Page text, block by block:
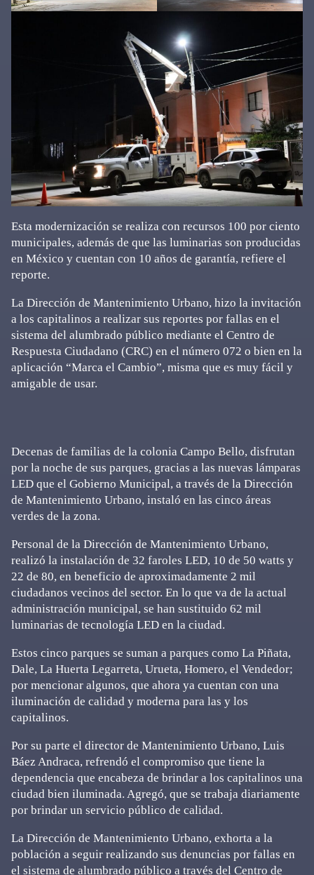
Esta modernización se realiza con recursos 100 por ciento
municipales, además de que las luminarias son producidas
en México y cuentan con 10 años de garantía, refiere el
reporte.
La Dirección de Mantenimiento Urbano, hizo la invitación
a los capitalinos a realizar sus reportes por fallas en el
sistema del alumbrado público mediante el Centro de
Respuesta Ciudadano (CRC) en el número 072 o bien en la
aplicación “Marca el Cambio”, misma que es muy fácil y
amigable de usar.
Decenas de familias de la colonia Campo Bello, disfrutan
por la noche de sus parques, gracias a las nuevas lámparas
LED que el Gobierno Municipal, a través de la Dirección
de Mantenimiento Urbano, instaló en las cinco áreas
verdes de la zona.
Personal de la Dirección de Mantenimiento Urbano,
realizó la instalación de 32 faroles LED, 10 de 50 watts y
22 de 80, en beneficio de aproximadamente 2 mil
ciudadanos vecinos del sector. En lo que va de la actual
administración municipal, se han sustituido 62 mil
luminarias de tecnología LED en la ciudad.
Estos cinco parques se suman a parques como La Piñata,
Dale, La Huerta Legarreta, Urueta, Homero, el Vendedor;
por mencionar algunos, que ahora ya cuentan con una
iluminación de calidad y moderna para las y los
capitalinos.
Por su parte el director de Mantenimiento Urbano, Luis
Báez Andraca, refrendó el compromiso que tiene la
dependencia que encabeza de brindar a los capitalinos una
ciudad bien iluminada. Agregó, que se trabaja diariamente
por brindar un servicio público de calidad.
La Dirección de Mantenimiento Urbano, exhorta a la
población a seguir realizando sus denuncias por fallas en
el sistema de alumbrado público a través del Centro de